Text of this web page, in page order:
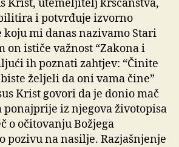
Krist, utemeljitelj kršćanstva,
i potvrđuje izvorno
mi danas nazivamo Stari
on ističe važnost “Zakona i
ih poznati zahtjev: “Činite
željeli da oni vama čine”
Krist govori da je donio mač
ponajprije iz njegova životopisa
o očitovanju Božjega
pozivu na nasilje. Razjašnjenje